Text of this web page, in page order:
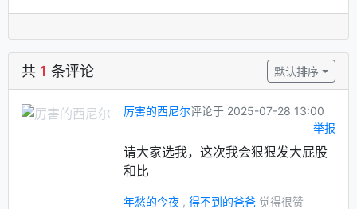
共 1 条评论 默认排序
厉害的西尼尔评论于 2025-07-28 13:00
举报
请大家选我，这次我会狠狠发大屁股
和比
年愁的今夜 , 得不到的爸爸 觉得很赞